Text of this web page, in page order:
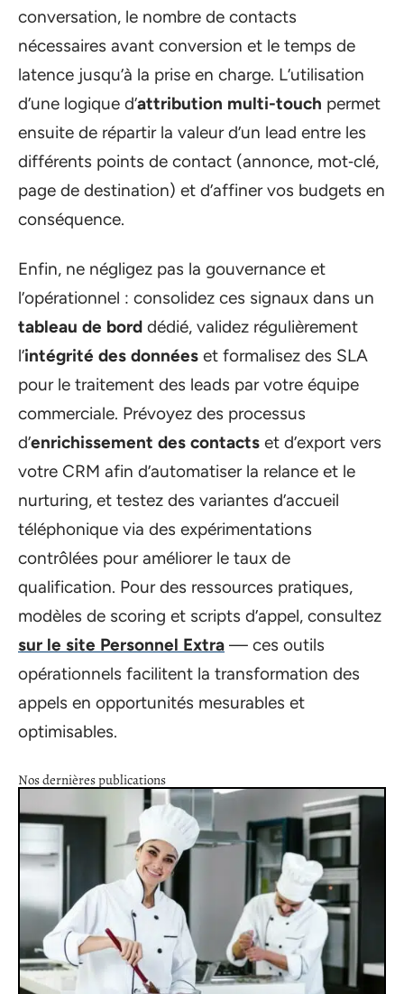
conversation, le nombre de contacts
nécessaires avant conversion et le temps de
latence jusqu’à la prise en charge. L’utilisation
d’une logique d’attribution multi-touch permet
ensuite de répartir la valeur d’un lead entre les
différents points de contact (annonce, mot‑clé,
page de destination) et d’affiner vos budgets en
conséquence.
Enfin, ne négligez pas la gouvernance et
l’opérationnel : consolidez ces signaux dans un
tableau de bord dédié, validez régulièrement
l’intégrité des données et formalisez des SLA
pour le traitement des leads par votre équipe
commerciale. Prévoyez des processus
d’enrichissement des contacts et d’export vers
votre CRM afin d’automatiser la relance et le
nurturing, et testez des variantes d’accueil
téléphonique via des expérimentations
contrôlées pour améliorer le taux de
qualification. Pour des ressources pratiques,
modèles de scoring et scripts d’appel, consultez
sur le site Personnel Extra — ces outils
opérationnels facilitent la transformation des
appels en opportunités mesurables et
optimisables.
Nos dernières publications